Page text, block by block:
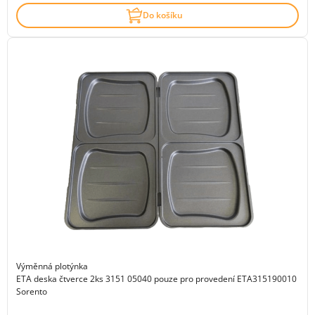
Do košíku
Výměnná plotýnka
ETA deska čtverce 2ks 3151 05040 pouze pro provedení ETA315190010
Sorento